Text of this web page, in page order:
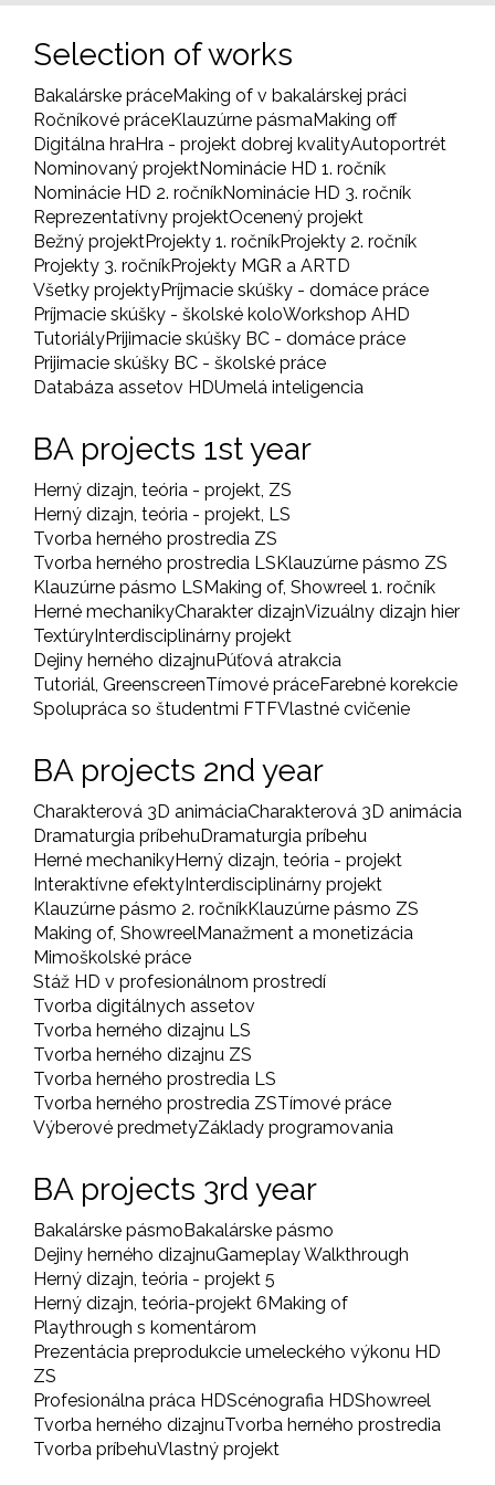
Selection of works
Bakalárske práceMaking of v bakalárskej práci
Ročníkové práceKlauzúrne pásmaMaking off
Digitálna hraHra - projekt dobrej kvalityAutoportrét
Nominovaný projektNominácie HD 1. ročník
Nominácie HD 2. ročníkNominácie HD 3. ročník
Reprezentatívny projektOcenený projekt
Bežný projektProjekty 1. ročníkProjekty 2. ročník
Projekty 3. ročníkProjekty MGR a ARTD
Všetky projektyPríjmacie skúšky - domáce práce
Príjmacie skúšky - školské koloWorkshop AHD
TutoriályPrijimacie skúšky BC - domáce práce
Prijimacie skúšky BC - školské práce
Databáza assetov HDUmelá inteligencia
BA projects 1st year
Herný dizajn, teória - projekt, ZS
Herný dizajn, teória - projekt, LS
Tvorba herného prostredia ZS
Tvorba herného prostredia LSKlauzúrne pásmo ZS
Klauzúrne pásmo LSMaking of, Showreel 1. ročník
Herné mechanikyCharakter dizajnVizuálny dizajn hier
TextúryInterdisciplinárny projekt
Dejiny herného dizajnuPúťová atrakcia
Tutoriál, GreenscreenTímové práceFarebné korekcie
Spolupráca so študentmi FTFVlastné cvičenie
BA projects 2nd year
Charakterová 3D animáciaCharakterová 3D animácia
Dramaturgia príbehuDramaturgia príbehu
Herné mechanikyHerný dizajn, teória - projekt
Interaktívne efektyInterdisciplinárny projekt
Klauzúrne pásmo 2. ročníkKlauzúrne pásmo ZS
Making of, ShowreelManažment a monetizácia
Mimoškolské práce
Stáž HD v profesionálnom prostredí
Tvorba digitálnych assetov
Tvorba herného dizajnu LS
Tvorba herného dizajnu ZS
Tvorba herného prostredia LS
Tvorba herného prostredia ZSTímové práce
Výberové predmetyZáklady programovania
BA projects 3rd year
Bakalárske pásmoBakalárske pásmo
Dejiny herného dizajnuGameplay Walkthrough
Herný dizajn, teória - projekt 5
Herný dizajn, teória-projekt 6Making of
Playthrough s komentárom
Prezentácia preprodukcie umeleckého výkonu HD
ZS
Profesionálna práca HDScénografia HDShowreel
Tvorba herného dizajnuTvorba herného prostredia
Tvorba príbehuVlastný projekt